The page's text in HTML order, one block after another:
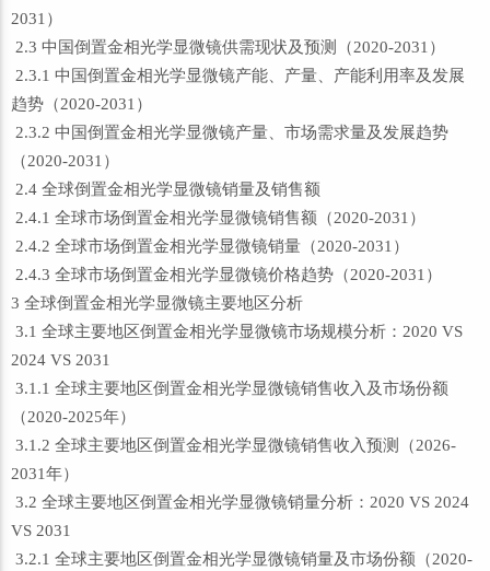
2031）
2.3 中国倒置金相光学显微镜供需现状及预测（2020-2031）
2.3.1 中国倒置金相光学显微镜产能、产量、产能利用率及发展
趋势（2020-2031）
2.3.2 中国倒置金相光学显微镜产量、市场需求量及发展趋势
（2020-2031）
2.4 全球倒置金相光学显微镜销量及销售额
2.4.1 全球市场倒置金相光学显微镜销售额（2020-2031）
2.4.2 全球市场倒置金相光学显微镜销量（2020-2031）
2.4.3 全球市场倒置金相光学显微镜价格趋势（2020-2031）
3 全球倒置金相光学显微镜主要地区分析
3.1 全球主要地区倒置金相光学显微镜市场规模分析：2020 VS
2024 VS 2031
3.1.1 全球主要地区倒置金相光学显微镜销售收入及市场份额
（2020-2025年）
3.1.2 全球主要地区倒置金相光学显微镜销售收入预测（2026-
2031年）
3.2 全球主要地区倒置金相光学显微镜销量分析：2020 VS 2024
VS 2031
3.2.1 全球主要地区倒置金相光学显微镜销量及市场份额（2020-